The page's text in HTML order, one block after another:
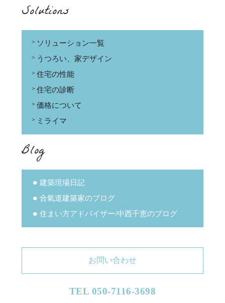
Solutions
ソリューション一覧
うつろい、家デザイン
住宅の性能
住宅の診断
価格について
ミライマ
Blog
建築現場日記
合氣道建築家のブログ
住まい方アドバイザー/中西千恵のブログ
お問い合わせ
TEL 050-7116-3698